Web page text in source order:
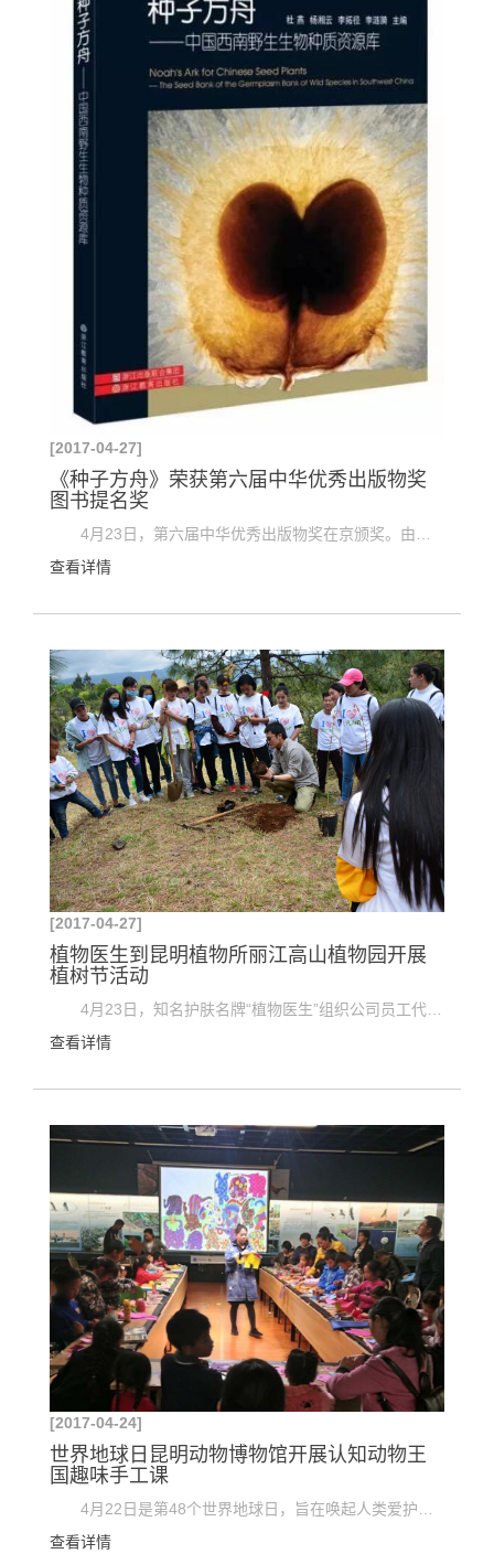
[2017-04-27]
《种子方舟》荣获第六届中华优秀出版物奖
图书提名奖
查看详情
[2017-04-27]
植物医生到昆明植物所丽江高山植物园开展
植树节活动
查看详情
[2017-04-24]
世界地球日昆明动物博物馆开展认知动物王
国趣味手工课
查看详情